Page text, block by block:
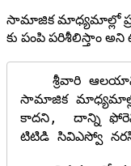
సామాజిక మాధ్యమాల్లో
కు పంపి పరిశీలిస్తాం
సామాజిక మాధ్యమాల్లో
కాదని,  దాన్ని
టిటిడి సివిఎస్వో